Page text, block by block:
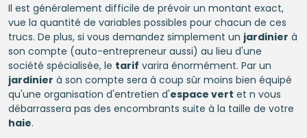
Il est généralement difficile de prévoir un montant exact,
vue la quantité de variables possibles pour chacun de ces
trucs. De plus, si vous demandez simplement un jardinier à
son compte (auto-entrepreneur aussi) au lieu d'une
société spécialisée, le tarif varira énormément. Par un
jardinier à son compte sera à coup sûr moins bien équipé
qu'une organisation d'entretien d'espace vert et n vous
débarrassera pas des encombrants suite à la taille de votre
haie.